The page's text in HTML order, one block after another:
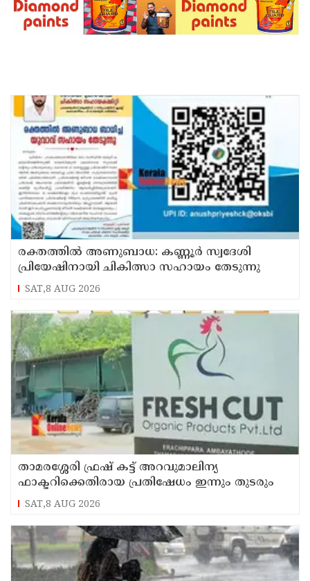
രക്തത്തിൽ അണുബാധ: കണ്ണൂർ സ്വദേശി
പ്രിയേഷിനായി ചികിത്സാ സഹായം തേടുന്നു
SAT,8 AUG 2026
താമരശ്ശേരി ഫ്രഷ് കട്ട് അറവുമാലിന്യ
ഫാക്ടറിക്കെതിരായ പ്രതിഷേധം ഇന്നും തുടരും
SAT,8 AUG 2026